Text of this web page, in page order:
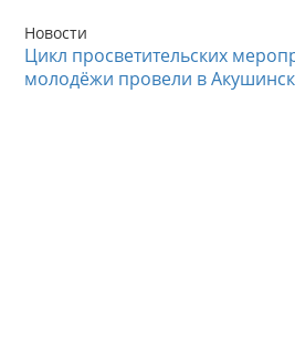
Новости
Цикл просветительских
молодёжи провели в